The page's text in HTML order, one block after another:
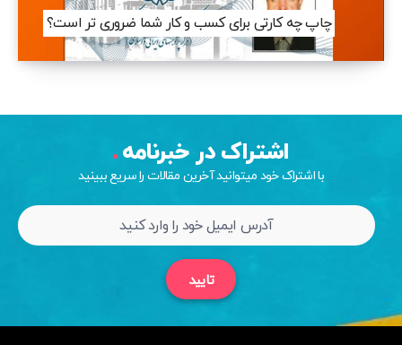
چاپ چه کارتی برای کسب و کار شما ضروری تر است؟
اشتراک در خبرنامه
با اشتراک خود میتوانید آخرین مقالات را سریع ببینید
تایید